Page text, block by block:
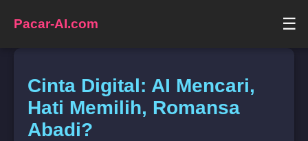
Pacar-AI.com ☰
Cinta Digital: AI Mencari,
Hati Memilih, Romansa
Abadi?